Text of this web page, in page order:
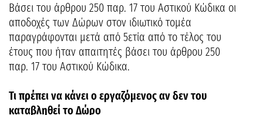
Βάσει του άρθρου 250 παρ. 17 του Αστικού Κώδικα οι
αποδοχές των Δώρων στον ιδιωτικό τομέα
παραγράφονται μετά από 5ετία από το τέλος του
έτους που ήταν απαιτητές βάσει του άρθρου 250
παρ. 17 του Αστικού Κώδικα.
Τι πρέπει να κάνει ο εργαζόμενος αν δεν του
καταβληθεί το Δώρο